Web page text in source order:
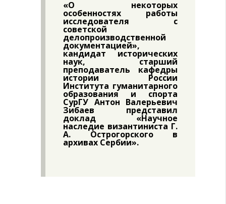
«О некоторых
особенностях работы
исследователя с
советской
делопроизводственной
документацией»,
кандидат исторических
наук, старший
преподаватель кафедры
истории России
Института гуманитарного
образования и спорта
СурГУ Антон Валерьевич
Зибаев представил
доклад «Научное
наследие византиниста Г.
А. Острогорского в
архивах Сербии».